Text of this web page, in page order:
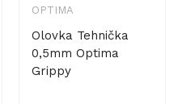
OPTIMA
Olovka Tehnička
0,5mm Optima
Grippy